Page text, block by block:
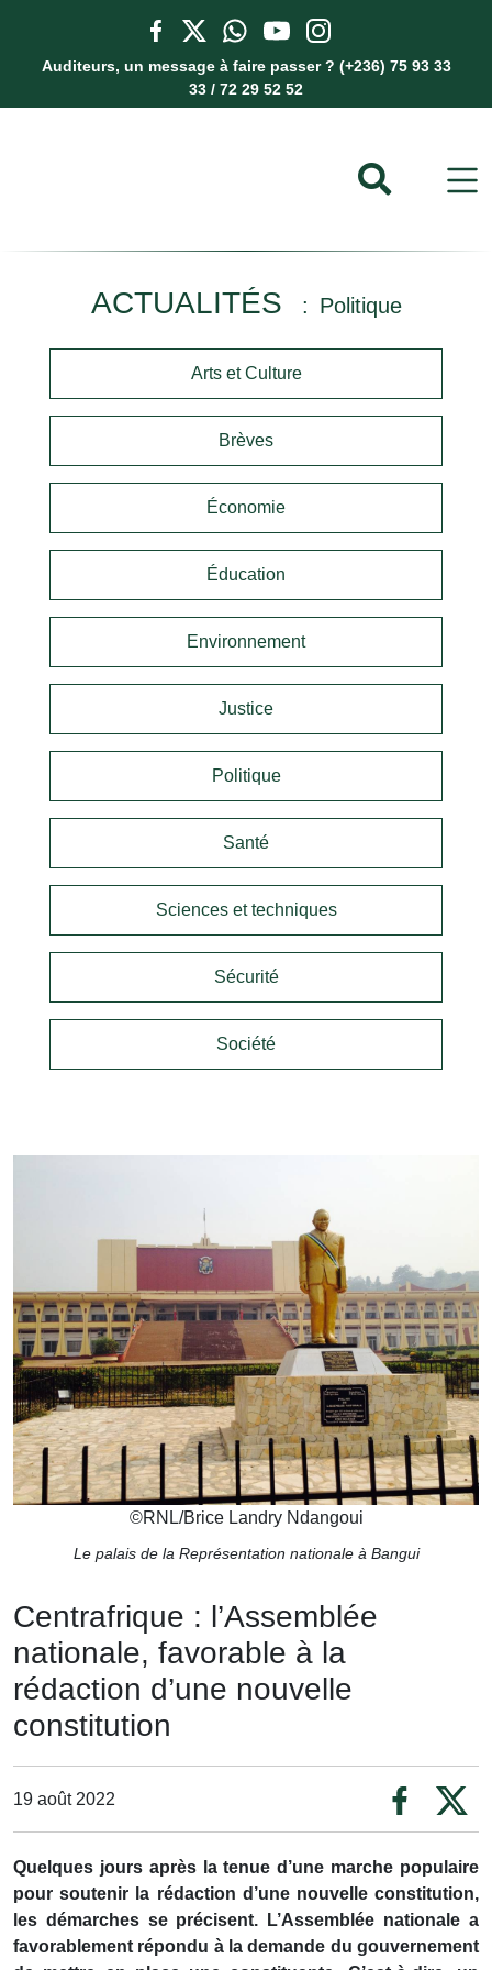
Auditeurs, un message à faire passer ? (+236) 75 93 33
33 / 72 29 52 52
ACTUALITÉS Politique
Arts et Culture
Brèves
Économie
Éducation
Environnement
Justice
Politique
Santé
Sciences et techniques
Sécurité
Société
©RNL/Brice Landry Ndangoui
Le palais de la Représentation nationale à Bangui
Centrafrique : l’Assemblée
nationale, favorable à la
rédaction d’une nouvelle
constitution
19 août 2022
Quelques jours après la tenue d’une marche populaire
pour soutenir la rédaction d’une nouvelle constitution,
les démarches se précisent. L’Assemblée nationale a
favorablement répondu à la demande du gouvernement